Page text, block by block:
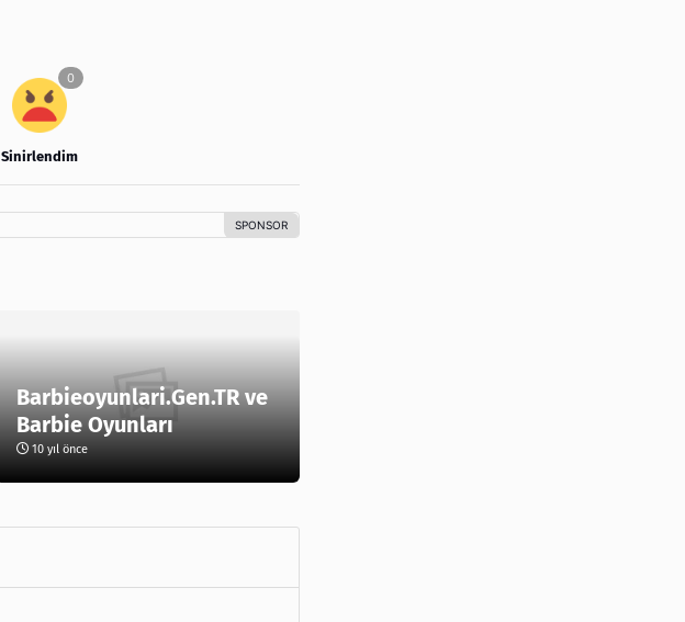
Sinirlendim
Barbieoyunlari.Gen.TR ve
Barbie Oyunları
10 yıl önce